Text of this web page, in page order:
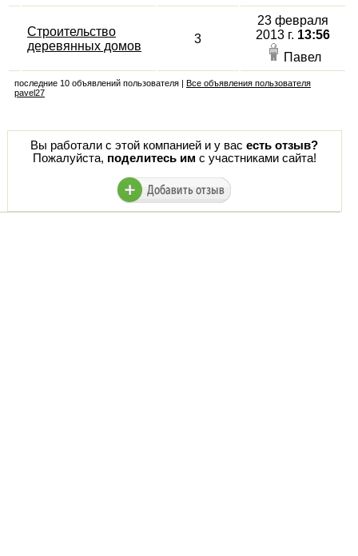
Строительство
деревянных домов
3
23 февраля
2013 г. 13:56
Павел
последние 10 объявлений пользователя | Все объявления пользователя
pavel27
Вы работали с этой компанией и у васесть отзыв?
Пожалуйста, поделитесь им с участниками сайта!